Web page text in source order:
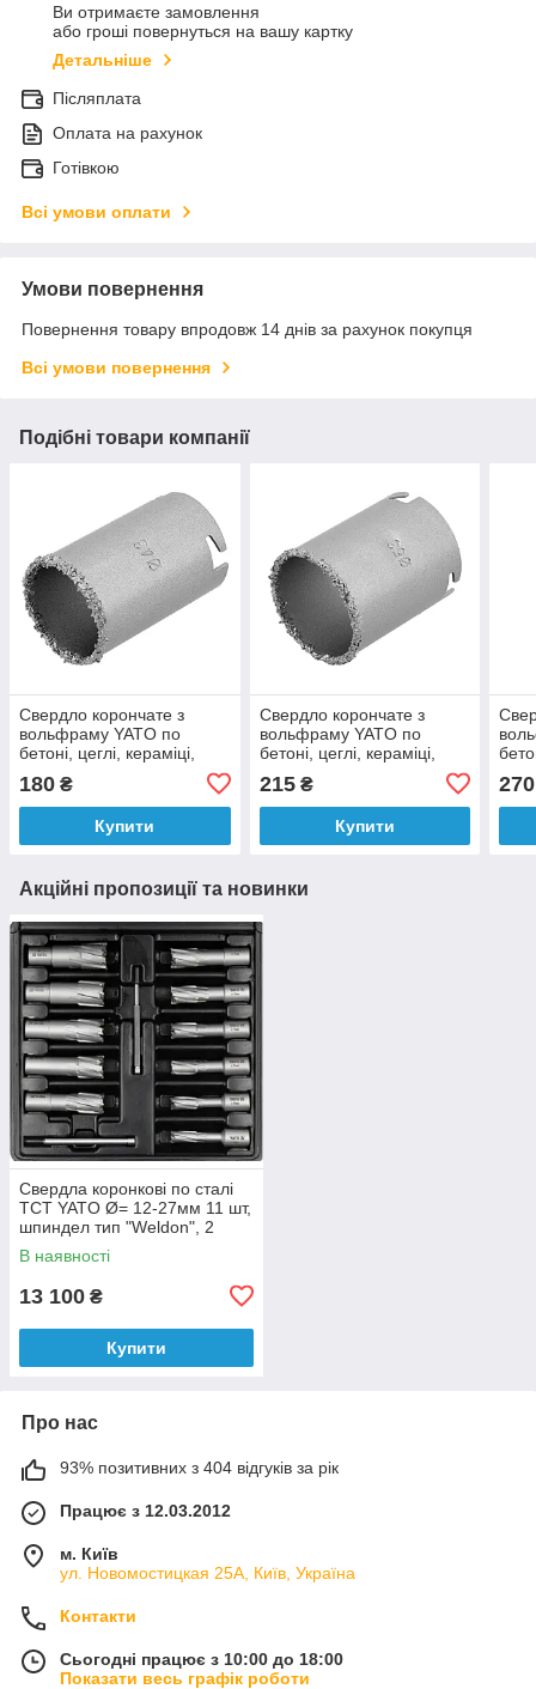
Ви отримаєте замовлення
або гроші повернуться на вашу картку
Детальніше
Післяплата
Оплата на рахунок
Готівкою
Всі умови оплати
Умови повернення
Повернення товару впродовж 14 днів за рахунок покупця
Всі умови повернення
Подібні товари компанії
Свердло корончате з
вольфраму YATO по
бетоні, цеглі, кераміці,
силікаті Ø=43мм, l=65 мм
[10]
180 ₴
Купити
Свердло корончате з
вольфраму YATO по
бетоні, цеглі, кераміці,
силікаті Ø=53мм, l=65 мм
[10]
215₴
Купити
[10]
270
Акційні пропозиції та новинки
Свердла коронкові по сталі
TCT YATO Ø= 12-27мм 11 шт,
шпиндел тип "Weldon", 2
центр напрямні 13ел
В наявності
13 100 ₴
Купити
Про нас
93% позитивних з 404 відгуків за рік
Працює з 12.03.2012
м. Київ
ул. Новомостицкая 25А, Київ, Україна
Контакти
Сьогодні працює з 10:00 до 18:00
Показати весь графік роботи